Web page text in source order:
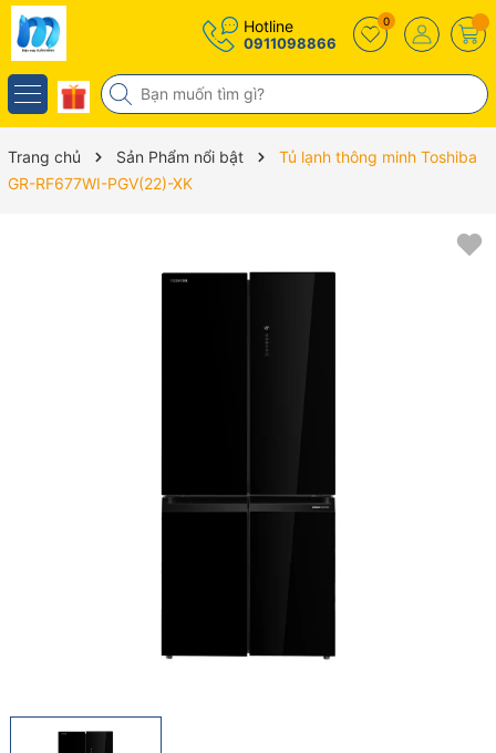
Hotline
0911098866
0
Trang chủ Sản Phẩm nổi bật
Tủ lạnh thông minh Toshiba
GR-RF677WI-PGV(22)-XK